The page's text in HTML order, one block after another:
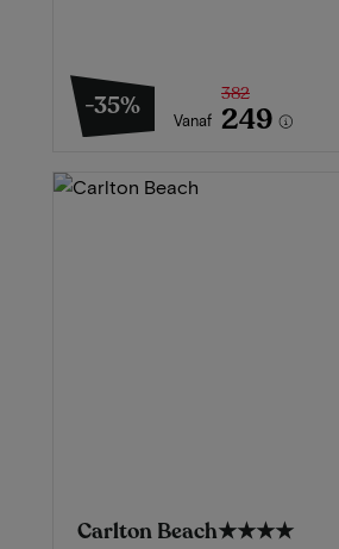
-35% Vanaf
382
249
Carlton Beach★★★★